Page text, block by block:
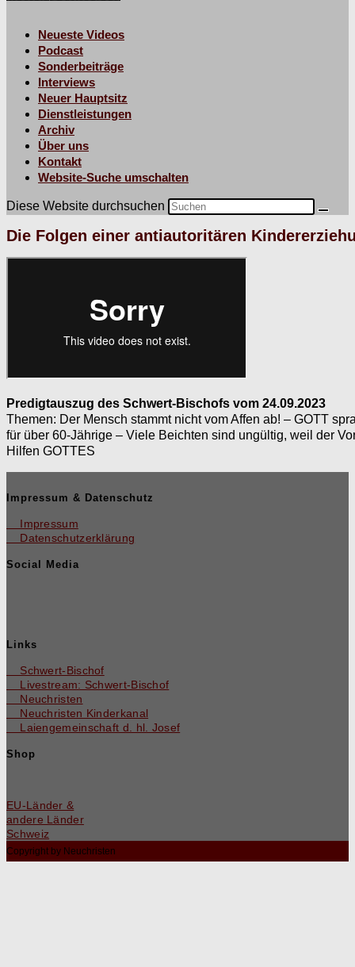
Neueste Videos
Podcast
Sonderbeiträge
Interviews
Neuer Hauptsitz
Dienstleistungen
Archiv
Über uns
Kontakt
Website-Suche umschalten
Diese Website durchsuchen
Die Folgen einer antiautoritären
Predig­tauszug des Schw­ert-Bischofs vom 24.09.2023
The­men: Der Men­sch stammt nicht vom Affen ab! – GOTT
für über 60-Jährige – Viele Beicht­en sind ungültig, weil der
Hil­fen GOTTES
Impressum & Datenschutz
Impressum
Datenschutzerklärung
Social Media
Links
Schwert-Bischof
Livestream: Schwert-Bischof
Neuchristen
Neuchris­ten Kinderkanal
Laienge­mein­schaft d. hl. Josef
Shop
EU-Län­der &
andere Länder
Schweiz
Copyright by Neuchristen